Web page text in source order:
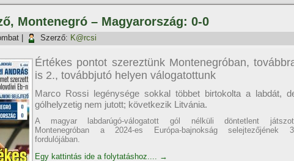
Montenegró – Magyarország: 0-0
Szerző: K@rcsi
Értékes pontot szereztünk Montenegróban,
is 2., továbbjutó helyen válogatottunk
Marco Rossi legénysége sokkal többet birtokolta a labdát,
gólhelyzetig nem jutott; következik Litvánia.
A magyar labdarúgó-válogatott gól nélküli döntetlent
Montenegróban a 2024-es Európa-bajnokság selejtezőjének
fordulójában.
Egy kattintás ide a folytatáshoz.... →